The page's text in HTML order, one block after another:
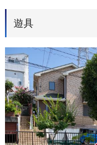
遊具